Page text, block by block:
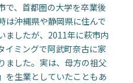
で、首都圏の大学を卒業後
は沖縄県や静岡県に住んで
ましたが、2011年に萩市内
イミングで阿武町奈古に家
ました。実は、母方の祖父
を生業としていたこともあ